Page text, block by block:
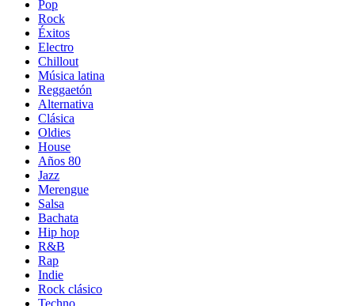
Pop
Rock
Éxitos
Electro
Chillout
Música latina
Reggaetón
Alternativa
Clásica
Oldies
House
Años 80
Jazz
Merengue
Salsa
Bachata
Hip hop
R&B
Rap
Indie
Rock clásico